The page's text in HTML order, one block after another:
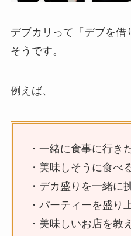
デブカリって「デブを
そうです。
例えば、
・一緒に食事に行き
・美味しそうに食べ
・デカ盛りを一緒に
・パーティーを盛り
・美味しいお店を教